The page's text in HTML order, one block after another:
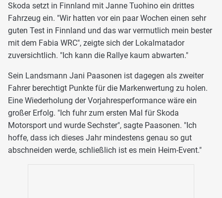
Skoda setzt in Finnland mit Janne Tuohino ein drittes
Fahrzeug ein. "Wir hatten vor ein paar Wochen einen sehr
guten Test in Finnland und das war vermutlich mein bester
mit dem Fabia WRC", zeigte sich der Lokalmatador
zuversichtlich. "Ich kann die Rallye kaum abwarten."
Sein Landsmann Jani Paasonen ist dagegen als zweiter
Fahrer berechtigt Punkte für die Markenwertung zu holen.
Eine Wiederholung der Vorjahresperformance wäre ein
großer Erfolg. "Ich fuhr zum ersten Mal für Skoda
Motorsport und wurde Sechster", sagte Paasonen. "Ich
hoffe, dass ich dieses Jahr mindestens genau so gut
abschneiden werde, schließlich ist es mein Heim-Event."